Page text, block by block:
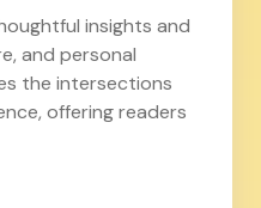
insights and
and personal
the intersections
offering readers